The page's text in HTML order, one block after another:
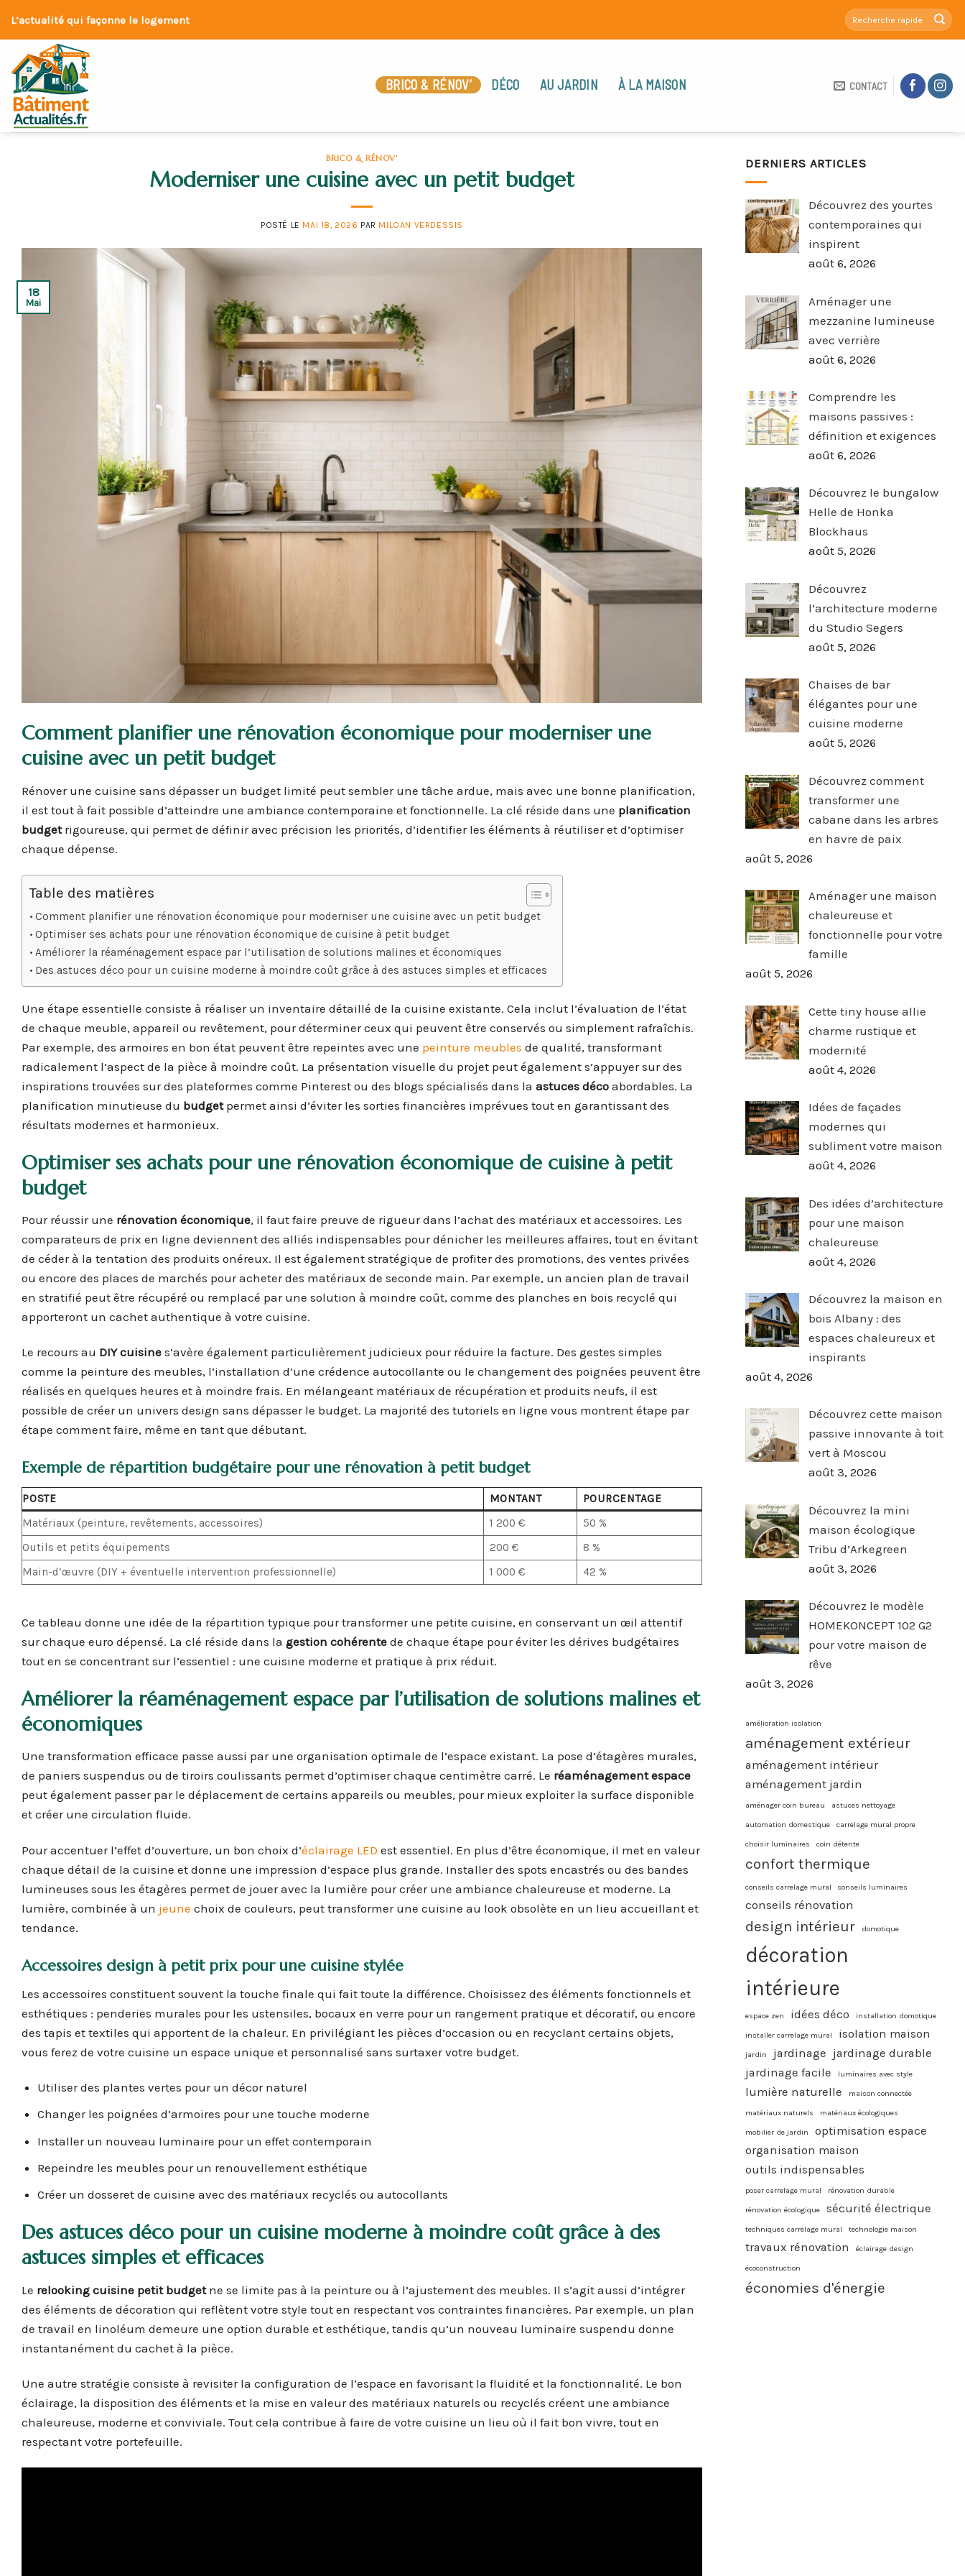
content
L’actualité qui façonne le logement
BRICO & RÉNOV’ DÉCO AU JARDIN À LA MAISON CONTACT
BRICO & RÉNOV'
Moderniser une cuisine avec un petit budget
POSTÉ LE MAI 18, 2026 PAR MILOAN VERDESSIS
18
Mai
Comment planifier une rénovation économique pour moderniser une
cuisine avec un petit budget
Rénover une cuisine sans dépasser un budget limité peut sembler une tâche ardue, mais avec une bonne planification,
il est tout à fait possible d’atteindre une ambiance contemporaine et fonctionnelle. La clé réside dans une planification
budgetrigoureuse, qui permet de définir avec précision les priorités, d’identifier les éléments à réutiliser et d’optimiser
chaque dépense.
Table des matières
Comment planifier une rénovation économique pour moderniser une cuisine avec un petit budget
Optimiser ses achats pour une rénovation économique de cuisine à petit budget
Améliorer la réaménagement espace par l’utilisation de solutions malines et économiques
Des astuces déco pour un cuisine moderne à moindre coût grâce à des astuces simples et efficaces
Une étape essentielle consiste à réaliser un inventaire détaillé de la cuisine existante. Cela inclut l’évaluation de l’état
de chaque meuble, appareil ou revêtement, pour déterminer ceux qui peuvent être conservés ou simplement rafraîchis.
Par exemple, des armoires en bon état peuvent être repeintes avec une peinture meubles de qualité, transformant
radicalement l’aspect de la pièce à moindre coût. La présentation visuelle du projet peut également s’appuyer sur des
inspirations trouvées sur des plateformes comme Pinterest ou des blogs spécialisés dans la astuces déco abordables. La
planification minutieuse du budgetpermet ainsi d’éviter les sorties financières imprévues tout en garantissant des
résultats modernes et harmonieux.
Optimiser ses achats pour une rénovation économique de cuisine à petit
budget
Pour réussir une rénovation économique, il faut faire preuve de rigueur dans l’achat des matériaux et accessoires. Les
comparateurs de prix en ligne deviennent des alliés indispensables pour dénicher les meilleures affaires, tout en évitant
de céder à la tentation des produits onéreux. Il est également stratégique de profiter des promotions, des ventes privées
ou encore des places de marchés pour acheter des matériaux de seconde main. Par exemple, un ancien plan de travail
en stratifié peut être récupéré ou remplacé par une solution à moindre coût, comme des planches en bois recyclé qui
apporteront un cachet authentique à votre cuisine.
Le recours au DIY cuisine s’avère également particulièrement judicieux pour réduire la facture. Des gestes simples
comme la peinture des meubles, l’installation d’une crédence autocollante ou le changement des poignées peuvent être
réalisés en quelques heures et à moindre frais. En mélangeant matériaux de récupération et produits neufs, il est
possible de créer un univers design sans dépasser le budget. La majorité des tutoriels en ligne vous montrent étape par
étape comment faire, même en tant que débutant.
Exemple de répartition budgétaire pour une rénovation à petit budget
POSTE MONTANT
POURCENTAGE
Matériaux (peinture, revêtements, accessoires)
1 200 €
50 %
Outils et petits équipements
200 €
8 %
Main-d’œuvre (DIY + éventuelle intervention professionnelle)
1 000 € 42 %
Ce tableau donne une idée de la répartition typique pour transformer une petite cuisine, en conservant un œil attentif
sur chaque euro dépensé. La clé réside dans la gestion cohérente de chaque étape pour éviter les dérives budgétaires
tout en se concentrant sur l’essentiel : une cuisine moderne et pratique à prix réduit.
Améliorer la réaménagement espace par l’utilisation de solutions malines et
économiques
Une transformation efficace passe aussi par une organisation optimale de l’espace existant. La pose d’étagères murales,
de paniers suspendus ou de tiroirs coulissants permet d’optimiser chaque centimètre carré. Le réaménagement espace
peut également passer par le déplacement de certains appareils ou meubles, pour mieux exploiter la surface disponible
et créer une circulation fluide.
Pour accentuer l’effet d’ouverture, un bon choix d’éclairage LED est essentiel. En plus d’être économique, il met en valeur
chaque détail de la cuisine et donne une impression d’espace plus grande. Installer des spots encastrés ou des bandes
lumineuses sous les étagères permet de jouer avec la lumière pour créer une ambiance chaleureuse et moderne. La
lumière, combinée à un jeune choix de couleurs, peut transformer une cuisine au look obsolète en un lieu accueillant et
tendance.
Accessoires design à petit prix pour une cuisine stylée
Les accessoires constituent souvent la touche finale qui fait toute la différence. Choisissez des éléments fonctionnels et
esthétiques : penderies murales pour les ustensiles, bocaux en verre pour un rangement pratique et décoratif, ou encore
des tapis et textiles qui apportent de la chaleur. En privilégiant les pièces d’occasion ou en recyclant certains objets,
vous ferez de votre cuisine un espace unique et personnalisé sans surtaxer votre budget.
Utiliser des plantes vertes pour un décor naturel
Changer les poignées d’armoires pour une touche moderne
Installer un nouveau luminaire pour un effet contemporain
Repeindre les meubles pour un renouvellement esthétique
Créer un dosseret de cuisine avec des matériaux recyclés ou autocollants
Des astuces déco pour un cuisine moderne à moindre coût grâce à des
astuces simples et efficaces
Le relooking cuisine petit budgetne se limite pas à la peinture ou à l’ajustement des meubles. Il s’agit aussi d’intégrer
des éléments de décoration qui reflètent votre style tout en respectant vos contraintes financières. Par exemple, un plan
de travail en linoléum demeure une option durable et esthétique, tandis qu’un nouveau luminaire suspendu donne
instantanément du cachet à la pièce.
Une autre stratégie consiste à revisiter la configuration de l’espace en favorisant la fluidité et la fonctionnalité. Le bon
éclairage, la disposition des éléments et la mise en valeur des matériaux naturels ou recyclés créent une ambiance
chaleureuse, moderne et conviviale. Tout cela contribue à faire de votre cuisine un lieu où il fait bon vivre, tout en
respectant votre portefeuille.
DERNIERS ARTICLES
Découvrez des yourtes
contemporaines qui
inspirent
août 6, 2026
Aménager une
mezzanine lumineuse
avec verrière
août 6, 2026
Comprendre les
maisons passives :
définition et exigences
août 6, 2026
Découvrez le bungalow
Helle de Honka
Blockhaus
août 5, 2026
Découvrez
l’architecture moderne
du Studio Segers
août 5, 2026
Chaises de bar
élégantes pour une
cuisine moderne
août 5, 2026
Découvrez comment
transformer une
cabane dans les arbres
en havre de paix
août 5, 2026
Aménager une maison
chaleureuse et
fonctionnelle pour votre
famille
août 5, 2026
Cette tiny house allie
charme rustique et
modernité
août 4, 2026
Idées de façades
modernes qui
subliment votre maison
août 4, 2026
Des idées d’architecture
pour une maison
chaleureuse
août 4, 2026
Découvrez la maison en
bois Albany : des
espaces chaleureux et
inspirants
août 4, 2026
Découvrez cette maison
passive innovante à toit
vert à Moscou
août 3, 2026
Découvrez la mini
maison écologique
Tribu d’Arkegreen
août 3, 2026
Découvrez le modèle
HOMEKONCEPT 102 G2
pour votre maison de
rêve
août 3, 2026
amélioration isolation
aménagement extérieur
aménagement intérieur
aménagement jardin
aménager coin bureau astuces nettoyage
automation domestique carrelage mural propre
choisir luminaires coin détente
confort thermique
conseils carrelage mural conseils luminaires
conseils rénovation
design intérieur domotique
décoration
intérieure
espace zen idées déco installation domotique
installer carrelage mural isolation maison
jardin jardinage jardinage durable
jardinage facile
luminaires avec style
lumière naturelle maison connectée
matériaux naturels matériaux écologiques
mobilier de jardin
optimisation espace
organisation maison
outils indispensables
poser carrelage mural rénovation durable
rénovation écologique sécurité électrique
techniques carrelage mural technologie maison
travaux rénovation éclairage design
écoconstruction
économies d'énergie